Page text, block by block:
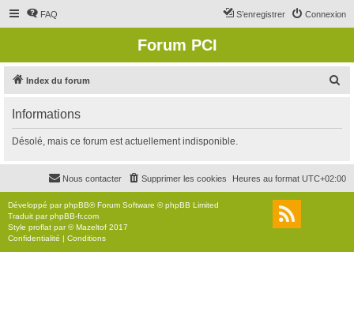
FAQ Connexion
S’enregistrer
Forum PCI
Index du forum
r
c
r
Informations
Désolé, mais ce forum est actuellement indisponible.
Heures au format UTC+02:00
Supprimer les cookies
Nous contacter
Développé parphpBB® Forum Software © phpBB Limited
Traduit parphpBB-fr.com
Style proflat par ©Mazeltof 2017
Confidentialité | Conditions